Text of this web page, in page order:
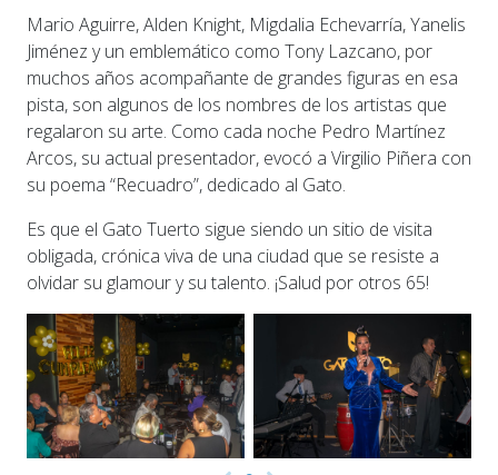
Mario Aguirre, Alden Knight, Migdalia Echevarría, Yanelis
Jiménez y un emblemático como Tony Lazcano, por
muchos años acompañante de grandes figuras en esa
pista, son algunos de los nombres de los artistas que
regalaron su arte. Como cada noche Pedro Martínez
Arcos, su actual presentador, evocó a Virgilio Piñera con
su poema “Recuadro”, dedicado al Gato.
Es que el Gato Tuerto sigue siendo un sitio de visita
obligada, crónica viva de una ciudad que se resiste a
olvidar su glamour y su talento. ¡Salud por otros 65!